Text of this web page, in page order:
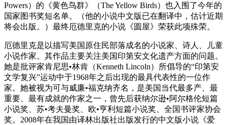
Powers）的《黄色鸟群》（The Yellow Birds）也入围了今年的
国家图书奖短名单。（他的小说中文版已在翻译中，估计近期
将会出版。）最终厄德里克的小说《圆屋》荣获此项殊荣。
厄德里克是以描写美国原住民部落成名的小说家、诗人、儿童
小说作家。其作品主要关注美国印第安文化遗产方面的问题。
她是批评家肯尼思•林肯（Kenneth Lincoln）所倡导的“印第安
文学复兴”运动中于1968年之后出现的最具代表性的一位作
家。她被视为可与威廉•福克纳齐名，是美国当代最多产、最
重要、最有成就的作家之一，曾先后获纳尔逊•阿尔格伦短篇
小说奖、苏•考夫曼奖、欧•亨利短篇小说奖、全国书评家协会
奖。2008年在我国由译林出版社出版发行的中文版小说《爱